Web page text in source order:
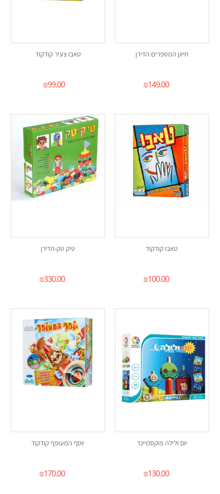
חייגן המספרים-הדירן
₪149.00
טאבו צעיר קודקוד
₪99.00
טאבו קודקוד
₪100.00
טיק טק-הדירן
₪330.00
יום ולילה פוקסמיינד
₪130.00
יוסף המעופף קודקוד
₪170.00